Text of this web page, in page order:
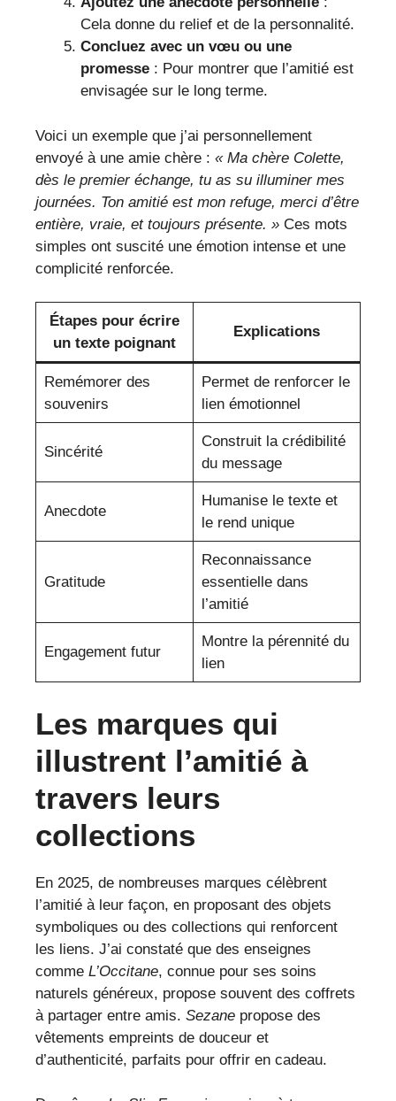
Cela donne du relief et de la personnalité.
Concluez avec un vœu ou une
promesse : Pour montrer que l’amitié est
envisagée sur le long terme.
Voici un exemple que j’ai personnellement
envoyé à une amie chère : « Ma chère Colette,
dès le premier échange, tu as su illuminer mes
journées. Ton amitié est mon refuge, merci d’être
entière, vraie, et toujours présente. » Ces mots
simples ont suscité une émotion intense et une
complicité renforcée.
Étapes pour écrire
un texte poignant
Explications
Remémorer des
souvenirs
Permet de renforcer le
lien émotionnel
Sincérité
Construit la crédibilité
du message
Anecdote
Humanise le texte et
le rend unique
Gratitude
Reconnaissance
essentielle dans
l’amitié
Engagement futur
Montre la pérennité du
lien
Les marques qui
illustrent l’amitié à
travers leurs
collections
En 2025, de nombreuses marques célèbrent
l’amitié à leur façon, en proposant des objets
symboliques ou des collections qui renforcent
les liens. J’ai constaté que des enseignes
comme L’Occitane, connue pour ses soins
naturels généreux, propose souvent des coffrets
à partager entre amis. Sezane propose des
vêtements empreints de douceur et
d’authenticité, parfaits pour offrir en cadeau.